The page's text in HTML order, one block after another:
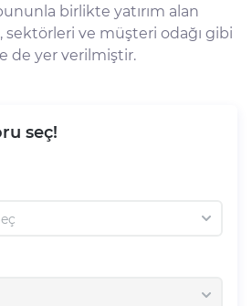
birlikte yatırım alan
ve müşteri odağı gibi
de yer verilmiştir.
seç!